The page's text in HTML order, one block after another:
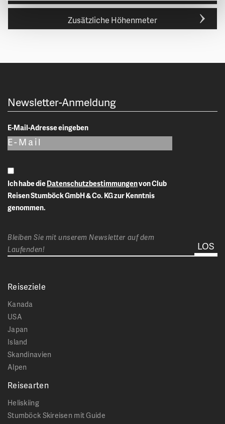
Zusätzliche Höhenmeter
Newsletter-Anmeldung
E-Mail-Adresse eingeben
Ich habe dieDatenschutzbestimmungen
Reisen Stumböck GmbH & Co. KG zur Kenntnis
genommen.
Bleiben Sie mit unserem Newsletter auf dem
Laufenden!
Reiseziele
Kanada
USA
Japan
Island
Skandinavien
Alpen
Reisearten
Heliskiing
Stumböck Skireisen mit Guide